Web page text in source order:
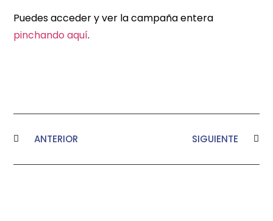
Puedes acceder y ver la campaña entera
pinchando aquí.
ANTERIOR SIGUIENTE